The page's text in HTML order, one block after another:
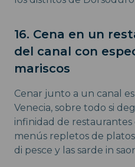
16. Cena en un
del canal con
mariscos
Cenar junto a un canal
Venecia, sobre todo si
infinidad de restaurantes
menús repletos de
di pesce y las sarde in